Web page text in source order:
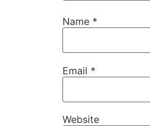
Name *
Email *
Website